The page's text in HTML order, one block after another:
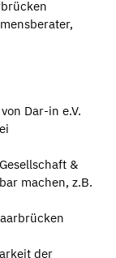
Dar-in e.V.
&
machen, z.B.
der